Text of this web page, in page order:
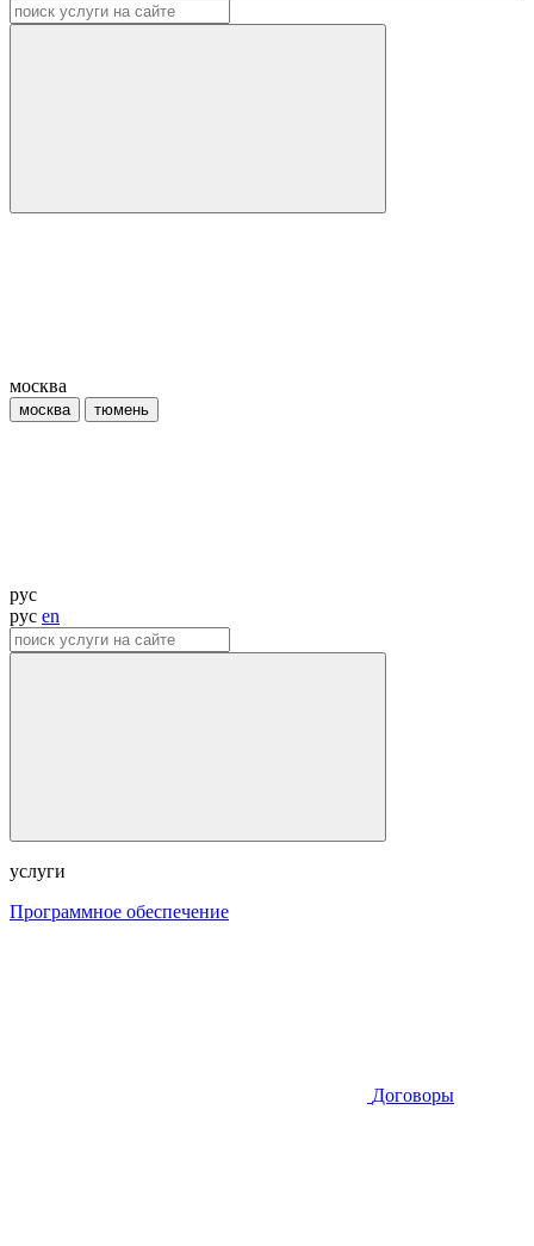
москва
москва тюмень
рус
рус en
услуги
Программное обеспечение
Договоры